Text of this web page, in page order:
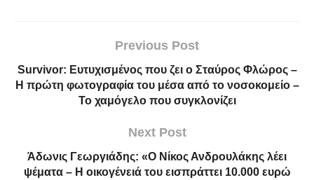
Previous Post
Survivor: Ευτυχισμένος που ζει ο Σταύρος Φλώρος –
Η πρώτη φωτογραφία του μέσα από το νοσοκομείο –
Το χαμόγελο που συγκλονίζει
Next Post
Άδωνις Γεωργιάδης: «Ο Νίκος Ανδρουλάκης λέει
ψέματα – Η οικογένειά του εισπράττει 10.000 ευρώ